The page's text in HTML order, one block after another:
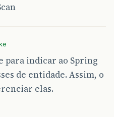
para indicar ao Spring
de entidade. Assim, o
elas.